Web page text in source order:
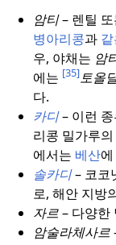
암티– 렌틸 또
병아리콩과
우, 야채는 암
에는 [35]토올
다.
카디– 이런
리콩 밀가루
에서는 베산
솔카디– 코코
로, 해안 지방
자르– 다양한
암술라체사르